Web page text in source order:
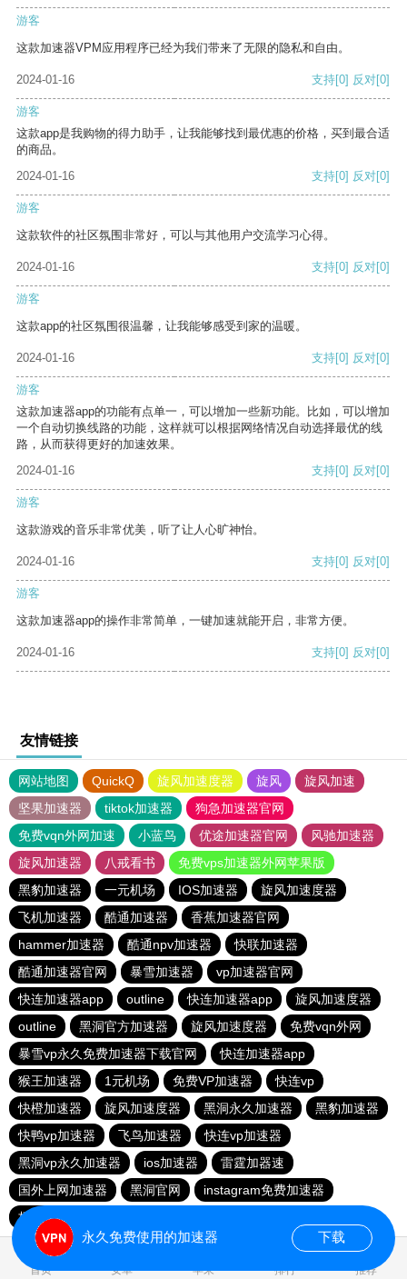
游客
这款加速器VPM应用程序已经为我们带来了无限的隐私和自由。
2024-01-16 支持[0] 反对[0]
游客
这款app是我购物的得力助手，让我能够找到最优惠的价格，买到最合适
的商品。
2024-01-16
支持[0] 反对[0]
游客
这款软件的社区氛围非常好，可以与其他用户交流学习心得。
2024-01-16 支持[0] 反对[0]
游客
这款app的社区氛围很温馨，让我能够感受到家的温暖。
2024-01-16 支持[0] 反对[0]
游客
这款加速器app的功能有点单一，可以增加一些新功能。比如，可以增加
一个自动切换线路的功能，这样就可以根据网络情况自动选择最优的线
路，从而获得更好的加速效果。
2024-01-16
支持[0] 反对[0]
游客
这款游戏的音乐非常优美，听了让人心旷神怡。
2024-01-16 支持[0] 反对[0]
游客
这款加速器app的操作非常简单，一键加速就能开启，非常方便。
2024-01-16 支持[0] 反对[0]
友情链接
网站地图 QuickQ 旋风加速度器 旋风
旋风加速
坚果加速器
tiktok加速器
狗急加速器官网
免费vqn外网加速
小蓝鸟 优途加速器官网
风驰加速器
旋风加速器
八戒看书
免费vps加速器外网苹果版
黑豹加速器
一元机场 IOS加速器
旋风加速度器
飞机加速器
酷通加速器
香蕉加速器官网
hammer加速器
酷通npv加速器
快联加速器
酷通加速器官网
暴雪加速器
vp加速器官网
快连加速器app
outline 快连加速器app
旋风加速度器
outline
黑洞官方加速器 旋风加速度器
免费vqn外网
暴雪vp永久免费加速器下载官网
快连加速器app
猴王加速器
1元机场 免费VP加速器
快连vp
快橙加速器
旋风加速度器 黑洞永久加速器
黑豹加速器
快鸭vp加速器
飞鸟加速器
快连vp加速器
黑洞vp永久加速器
ios加速器
雷霆加器速
国外上网加速器
黑洞官网
instagram免费加速器
极光vqn官网
首页 安卓 苹果 排行 推荐
永久免费使用的加速器 下载
0.986202s